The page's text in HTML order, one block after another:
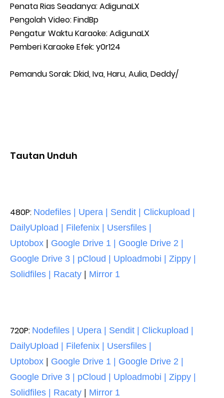
Penata Rias Seadanya: AdigunaLX
Pengolah Video: FindBp
Pengatur Waktu Karaoke: AdigunaLX
Pemberi Karaoke Efek: y0r124
Pemandu Sorak: Dkid, Iva, Haru, Aulia, Deddy/
Tautan Unduh
480P: Nodefiles | Upera | Sendit | Clickupload |
DailyUpload | Filefenix | Usersfiles |
Uptobox | Google Drive 1 | Google Drive 2 |
Google Drive 3 | pCloud | Uploadmobi | Zippy |
Solidfiles | Racaty | Mirror 1
720P: Nodefiles | Upera | Sendit | Clickupload |
DailyUpload | Filefenix | Usersfiles |
Uptobox | Google Drive 1 | Google Drive 2 |
Google Drive 3 | pCloud | Uploadmobi | Zippy |
Solidfiles | Racaty | Mirror 1